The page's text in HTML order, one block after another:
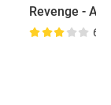
6.5